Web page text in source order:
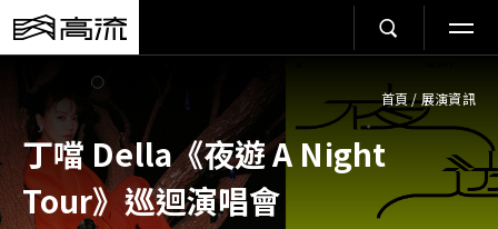
首頁/展演資訊
丁噹 Della《夜遊 A Night
Tour》巡迴演唱會